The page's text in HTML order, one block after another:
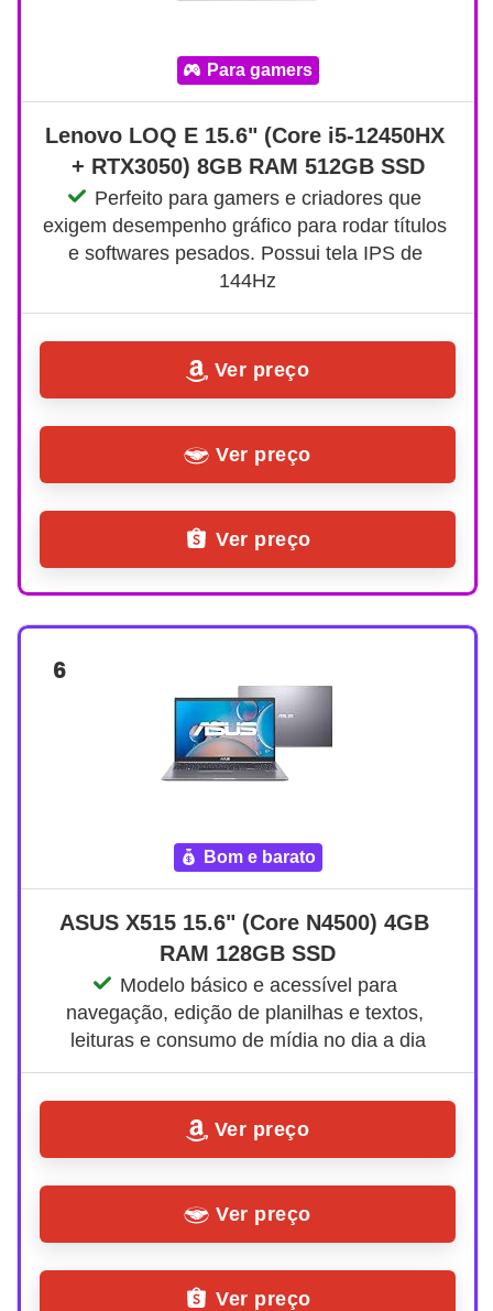
para gamers
Lenovo LOQ E 15.6" (Core i5-12450HX
+ RTX3050) 8GB RAM 512GB SSD
Perfeito para gamers e criadores que
exigem desempenho gráfico para rodar títulos
e softwares pesados. Possui tela IPS de
144Hz
Ver preço
Ver preço
Ver preço
6
bom e barato
ASUS X515 15.6" (Core N4500) 4GB
RAM 128GB SSD
Modelo básico e acessível para
navegação, edição de planilhas e textos,
leituras e consumo de mídia no dia a dia
Ver preço
Ver preço
Ver preço